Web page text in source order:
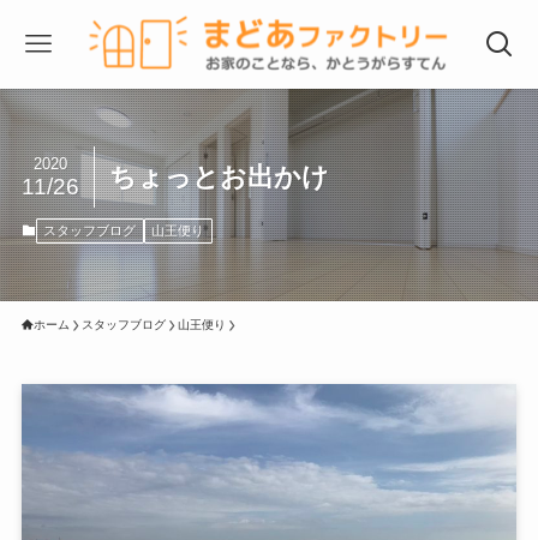
ちょっとお出かけ
2020
11/26
スタッフブログ 山王便り
ホーム スタッフブログ 山王便り